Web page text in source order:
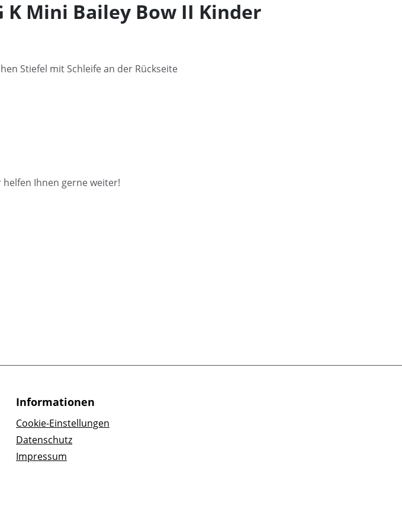
Mini Bailey Bow II Kinder
Stiefel mit Schleife an der Rückseite
Ihnen gerne weiter!
Informationen
Cookie-Einstellungen
Datenschutz
Impressum